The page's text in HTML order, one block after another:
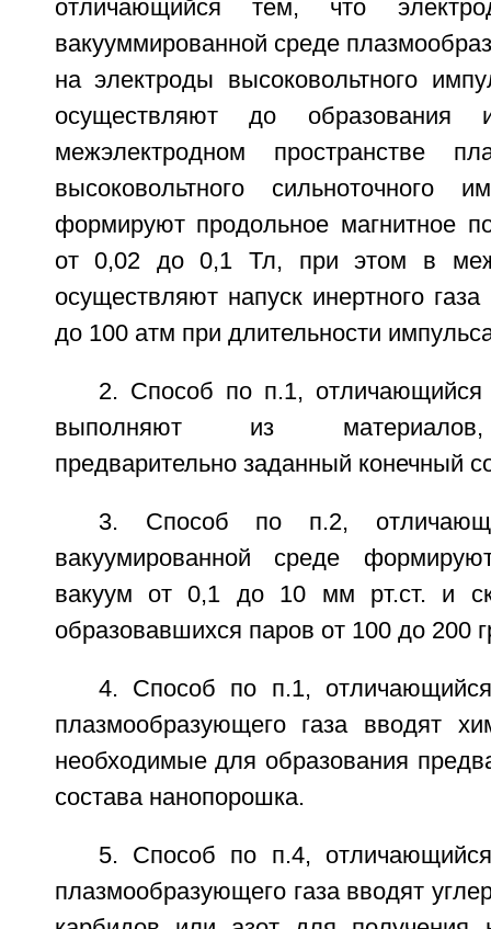
отличающийся тем, что
вакууммированной среде
на электроды высоковольтного
осуществляют до
межэлектродном пространстве
высоковольтного сильноточного
формируют продольное магнитное
от 0,02 до 0,1 Тл, при этом в
осуществляют напуск инертного
до 100 атм при длительности
2. Способ по п.1, отличающийся
выполняют из
предварительно заданный конечный
3. Способ по п.2,
вакуумированной среде
вакуум от 0,1 до 10 мм рт.ст. и
образовавшихся паров от 100 до 200
4. Способ по п.1,
плазмообразующего газа вводят
необходимые для образования
состава нанопорошка.
5. Способ по п.4,
плазмообразующего газа вводят